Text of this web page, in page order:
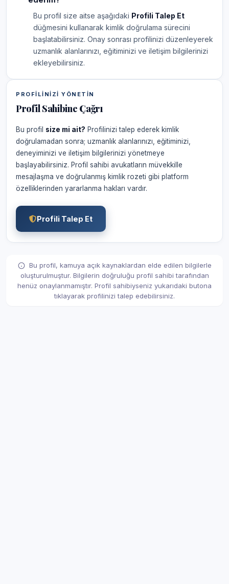
Bu profil size aitse aşağıdaki Profili Talep Et
düğmesini kullanarak kimlik doğrulama sürecini
başlatabilirsiniz. Onay sonrası profilinizi düzenleyerek
uzmanlık alanlarınızı, eğitiminizi ve iletişim bilgilerinizi
ekleyebilirsiniz.
PROFILINIZI YÖNETIN
Profil Sahibine Çağrı
Bu profil size mi ait? Profilinizi talep ederek kimlik
doğrulamadan sonra; uzmanlık alanlarınızı, eğitiminizi,
deneyiminizi ve iletişim bilgilerinizi yönetmeye
başlayabilirsiniz. Profil sahibi avukatların müvekkille
mesajlaşma ve doğrulanmış kimlik rozeti gibi platform
özelliklerinden yararlanma hakları vardır.
Profili Talep Et
Bu profil, kamuya açık kaynaklardan elde edilen bilgilerle
oluşturulmuştur. Bilgilerin doğruluğu profil sahibi tarafından
henüz onaylanmamıştır. Profil sahibiyseniz yukarıdaki butona
tıklayarak profilinizi talep edebilirsiniz.